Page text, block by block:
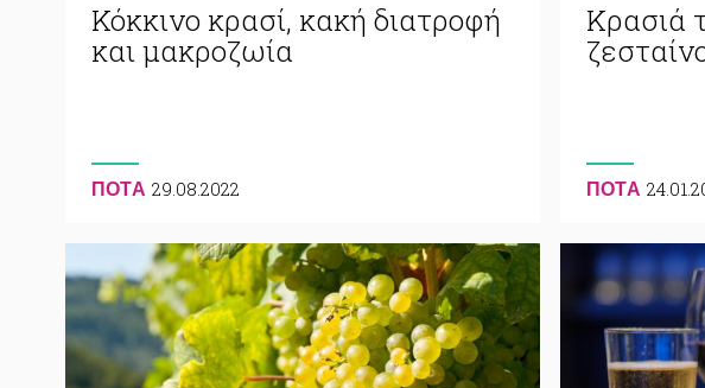
Κόκκινο κρασί, κακή διατροφή
και μακροζωία
ΠΟΤA 29.08.2022
Κρασιά
ΠΟΤA